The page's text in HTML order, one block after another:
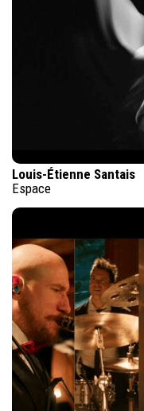
Louis-Étienne Santais
Espace